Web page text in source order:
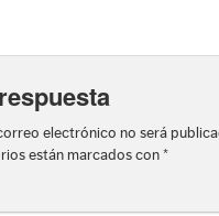
electrónico no será
están marcados con *